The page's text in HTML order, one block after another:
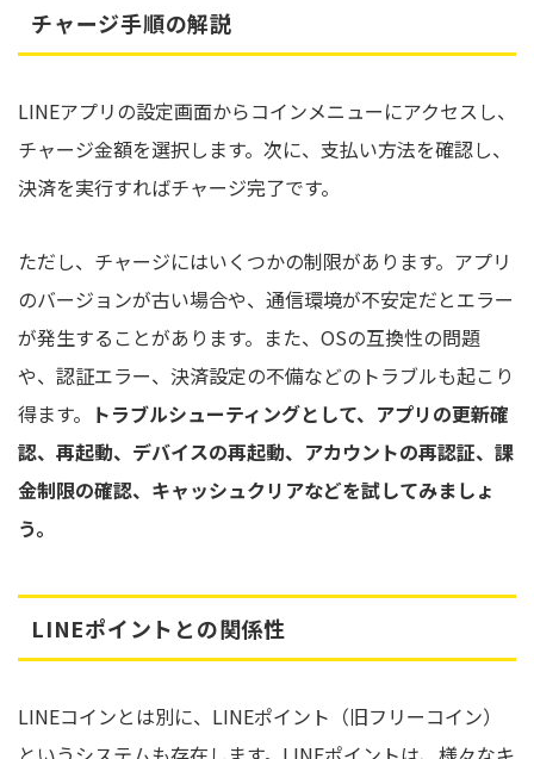
チャージ手順の解説
LINEアプリの設定画面からコインメニューにアクセスし、
チャージ金額を選択します。次に、支払い方法を確認し、
決済を実行すればチャージ完了です。
ただし、チャージにはいくつかの制限があります。アプリ
のバージョンが古い場合や、通信環境が不安定だとエラー
が発生することがあります。また、OSの互換性の問題
や、認証エラー、決済設定の不備などのトラブルも起こり
得ます。 トラブルシューティングとして、アプリの更新確
認、再起動、デバイスの再起動、アカウントの再認証、課
金制限の確認、キャッシュクリアなどを試してみましょ
う。
LINEポイントとの関係性
LINEコインとは別に、LINEポイント（旧フリーコイン）